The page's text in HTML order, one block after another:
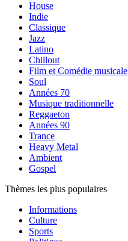
House
Indie
Classique
Jazz
Latino
Chillout
Film et Comédie musicale
Soul
Années 70
Musique traditionnelle
Reggaeton
Années 90
Trance
Heavy Metal
Ambient
Gospel
Thèmes les plus populaires
Informations
Culture
Sports